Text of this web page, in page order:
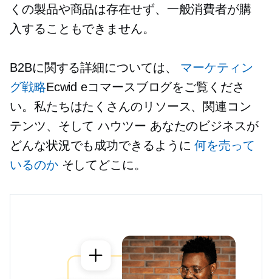
くの製品や商品は存在せず、一般消費者が購
入することもできません。
B2Bに関する詳細については、 マーケティン
グ戦略Ecwid eコマースブログをご覧くださ
い。私たちはたくさんのリソース、関連コン
テンツ、そしてハウツー あなたのビジネスが
どんな状況でも成功できるように何を売って
いるのかそしてどこに。